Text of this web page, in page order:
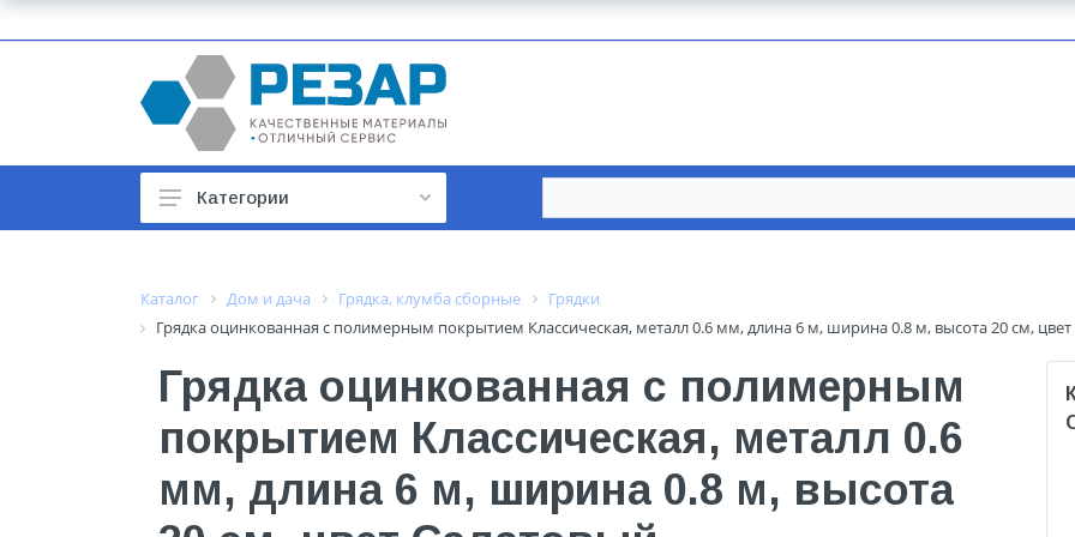
Автотовары
Арматура строительная
Баки, гидроаккумуляторы
Бытовая техника
Бытовая химия
Категории
Каталог Дом и дача Грядка, клумба сборные
Грядки
Грядка оцинкованная с полимерным покрытием Классическая, металл 0.6 мм, длина 6 м, ширина 0.8 м, высота 20 см,
Грядка оцинкованная с полимерным
покрытием Классическая, металл 0.6
мм, длина 6 м, ширина 0.8 м, высота